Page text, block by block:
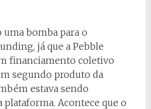
bomba para o
já que a Pebble
financiamento coletivo
segundo produto da
estava sendo
Acontece que o